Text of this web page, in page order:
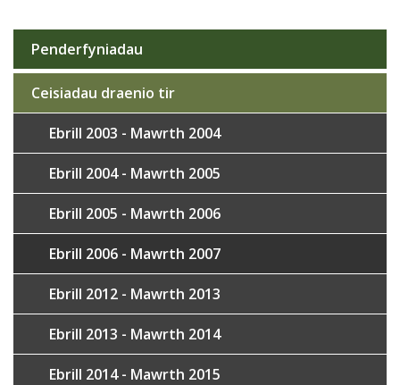
Sub
navigation
Penderfyniadau
Ceisiadau draenio tir
Ebrill 2003 - Mawrth 2004
Ebrill 2004 - Mawrth 2005
Ebrill 2005 - Mawrth 2006
Ebrill 2006 - Mawrth 2007
Ebrill 2012 - Mawrth 2013
Ebrill 2013 - Mawrth 2014
Ebrill 2014 - Mawrth 2015